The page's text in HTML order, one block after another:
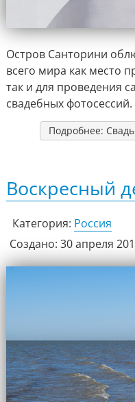
Остров Санторини
всего мира как место
так и для проведения
свадебных фотосессий.
Подробнее:
Воскресный
Категория: Россия
Создано: 30 апреля